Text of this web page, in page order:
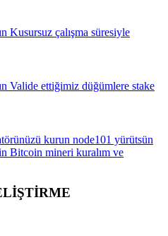
Kusursuz çalışma süresiyle
Valide ettiğimiz düğümlere stake
kurun node101 yürütsün
Bitcoin mineri kuralım ve